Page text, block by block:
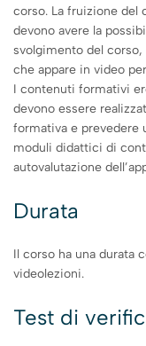
corso. La fruizione del
devono avere la
svolgimento del
che appare in video
I contenuti formativi
devono essere
formativa e prevedere
moduli didattici di
autovalutazione
Durata
Il corso ha una durata
videolezioni.
Test di